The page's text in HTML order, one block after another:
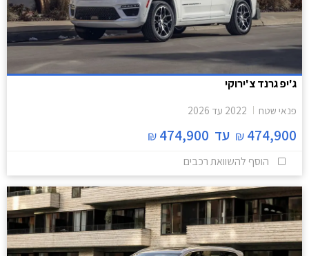
ג'יפ גרנד צ'ירוקי
פנאי שטח 2022 עד 2026
474,900
₪ עד 474,900
₪
הוסף להשוואת רכבים